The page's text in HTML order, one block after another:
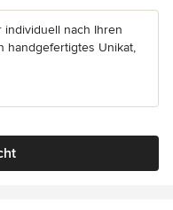
nach Ihren
handgefertigtes Unikat,